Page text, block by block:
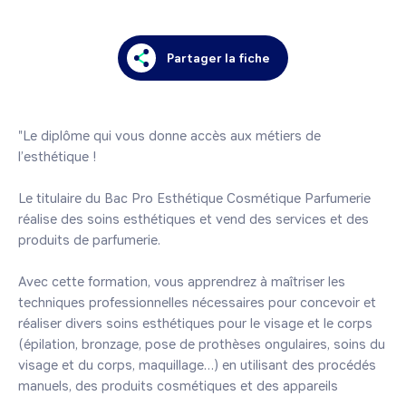
Partager la fiche
"Le diplôme qui vous donne accès aux métiers de
l’esthétique !
Le titulaire du Bac Pro Esthétique Cosmétique Parfumerie
réalise des soins esthétiques et vend des services et des
produits de parfumerie.
Avec cette formation, vous apprendrez à maîtriser les
techniques professionnelles nécessaires pour concevoir et
réaliser divers soins esthétiques pour le visage et le corps
(épilation, bronzage, pose de prothèses ongulaires, soins du
visage et du corps, maquillage…) en utilisant des procédés
manuels, des produits cosmétiques et des appareils